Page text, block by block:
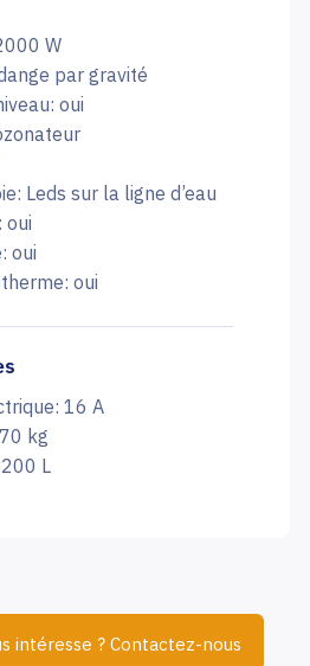
W
par gravité
oui
Leds sur la ligne d’eau
oui
oui
oui
16 A
kg
L
intéresse ? Contactez-nous